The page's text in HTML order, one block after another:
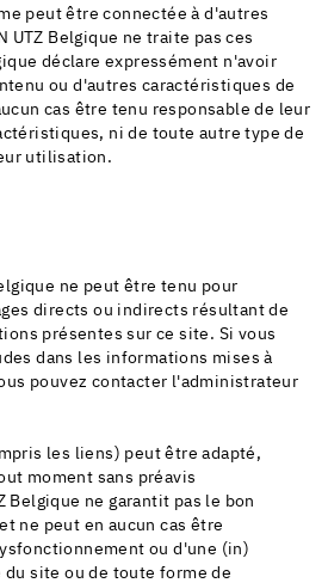
peut être connectée à d'autres
UTZ Belgique ne traite pas ces
déclare expressément n'avoir
ou d'autres caractéristiques de
cas être tenu responsable de leur
ni de toute autre type de
utilisation.
ne peut être tenu pour
directs ou indirects résultant de
présentes sur ce site. Si vous
dans les informations mises à
pouvez contacter l'administrateur
les liens) peut être adapté,
moment sans préavis
Belgique ne garantit pas le bon
ne peut en aucun cas être
ou d'une (in)
site ou de toute forme de